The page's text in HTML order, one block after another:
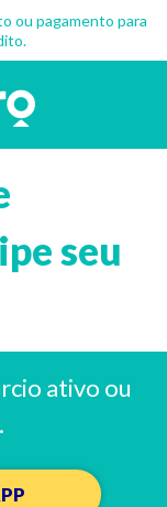
ou pagamento para
seu
ativo ou